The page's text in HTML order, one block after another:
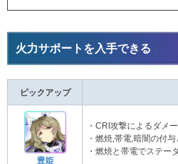
火力サポートを入手できる
ピックアップ
豊姫
・CRI攻撃によるダメ
・燃焼,帯電,暗闇の付
・燃焼と帯電でステー